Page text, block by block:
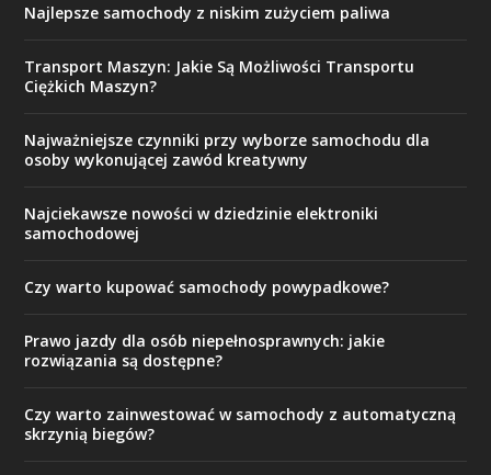
Najlepsze samochody z niskim zużyciem paliwa
Transport Maszyn: Jakie Są Możliwości Transportu
Ciężkich Maszyn?
Najważniejsze czynniki przy wyborze samochodu dla
osoby wykonującej zawód kreatywny
Najciekawsze nowości w dziedzinie elektroniki
samochodowej
Czy warto kupować samochody powypadkowe?
Prawo jazdy dla osób niepełnosprawnych: jakie
rozwiązania są dostępne?
Czy warto zainwestować w samochody z automatyczną
skrzynią biegów?